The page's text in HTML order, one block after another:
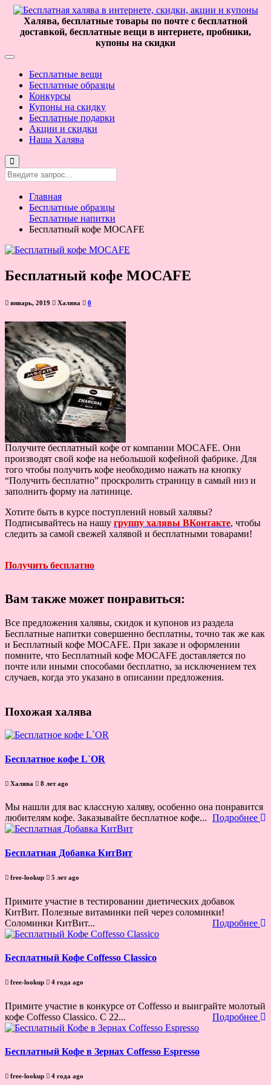
Халява, бесплатные товары по почте с бесплатной
доставкой, бесплатные вещи в интернете, пробники,
купоны на скидки
Бесплатные вещи
Бесплатные образцы
Конкурсы
Купоны на скидку
Бесплатные подарки
Акции и скидки
Наша Халява
Главная
Бесплатные образцы
Бесплатные напитки
Бесплатный кофе MOCAFE
Бесплатный кофе MOCAFE
январь, 2019 Халява 0
Получите бесплатный кофе от компании MOCAFE. Они
производят свой кофе на небольшой кофейной фабрике. Для
того чтобы получить кофе необходимо нажать на кнопку
“Получить бесплатно” проскролить страницу в самый низ и
заполнить форму на латинице.
Хотите быть в курсе поступлений новый халявы?
Подписывайтесь на нашу группу халявы ВКонтакте, чтобы
следить за самой свежей халявой и бесплатными товарами!
Получить бесплатно
Вам также может понравиться:
Все предложения халявы, скидок и купонов из раздела
Бесплатные напитки совершенно бесплатны, точно так же как
и Бесплатный кофе MOCAFE. При заказе и оформлении
помните, что Бесплатный кофе MOCAFE доставляется по
почте или иными способами бесплатно, за исключением тех
случаев, когда это указано в описании предложения.
Похожая халява
Бесплатное кофе L`OR
Халява 8 лет ago
Мы нашли для вас классную халяву, особенно она понравится
любителям кофе. Заказывайте бесплатное кофе... Подробнее
Бесплатная Добавка КитВит
free-lookup 5 лет ago
Примите участие в тестировании диетических добавок
КитВит. Полезные витаминки пей через соломинки!
Соломинки КитВит...
Подробнее
Бесплатный Кофе Coffesso Classico
free-lookup 4 года ago
Примите участие в конкурсе от Coffesso и выиграйте молотый
кофе Coffesso Classico. С 22...
Подробнее
Бесплатный Кофе в Зернах Coffesso Espresso
free-lookup 4 года ago